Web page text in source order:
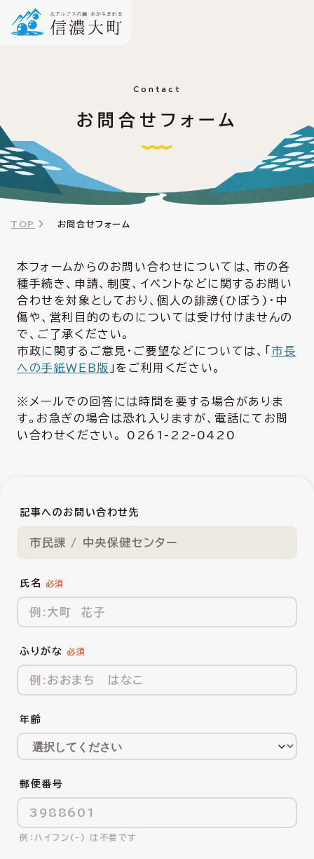
Contact
お問合せフォーム
TOP お問合せフォーム
本フォームからのお問い合わせについては、市の各
種手続き、申請、制度、イベントなどに関するお問い
合わせを対象としており、個人の誹謗(ひぼう)・中
傷や、営利目的のものについては受け付けませんの
で、ご了承ください。
市政に関するご意見・ご要望などについては、「市長
への手紙ＷＥＢ版 」をご利用ください。
※メールでの回答には時間を要する場合がありま
す。お急ぎの場合は恐れ入りますが、電話にてお問
い合わせください。 0261-22-0420
記事へのお問い合わせ先
市民課 / 中央保健センター
氏名
ふりがな
年齢
郵便番号
ハイフン(-) は不要です